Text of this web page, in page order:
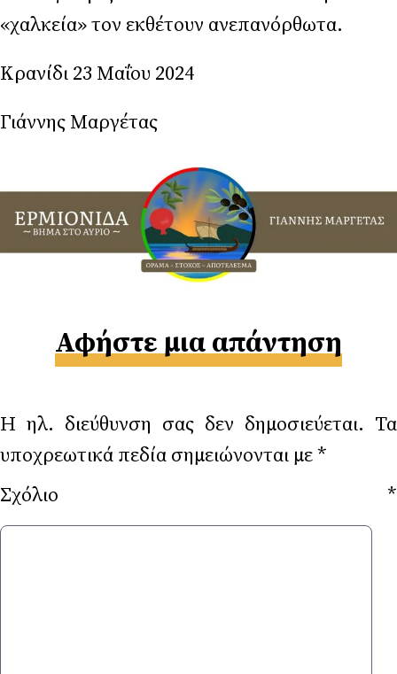
«χαλκεία» τον εκθέτουν ανεπανόρθωτα.
Κρανίδι 23 Μαΐου 2024
Γιάννης Μαργέτας
Αφήστε μια απάντηση
Η ηλ. διεύθυνση σας δεν δημοσιεύεται. Τα
υποχρεωτικά πεδία σημειώνονται με *
Σχόλιο *